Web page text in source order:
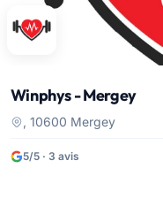
Winphys - Mergey
, 10600 Mergey
5/5 · 3 avis